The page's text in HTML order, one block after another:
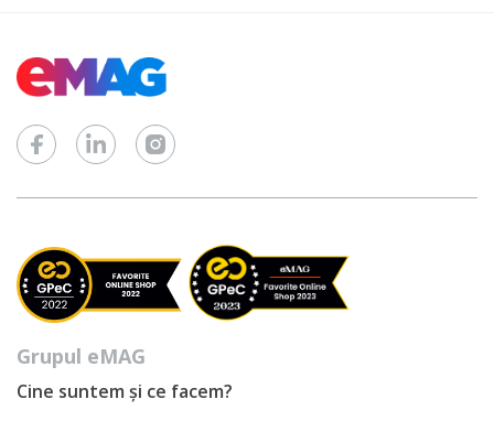
Grupul eMAG
Cine suntem și ce facem?